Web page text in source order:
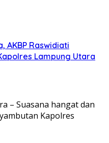
AKBP Raswidiati
Lampung Utara
– Suasana hangat dan
Kapolres